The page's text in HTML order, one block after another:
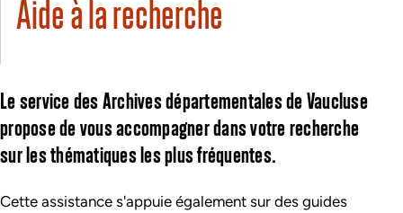
Aide à la recherche
Le service des Archives départementales de Vaucluse
propose de vous accompagner dans votre recherche
sur les thématiques les plus fréquentes.
Cette assistance s'appuie également sur des guides